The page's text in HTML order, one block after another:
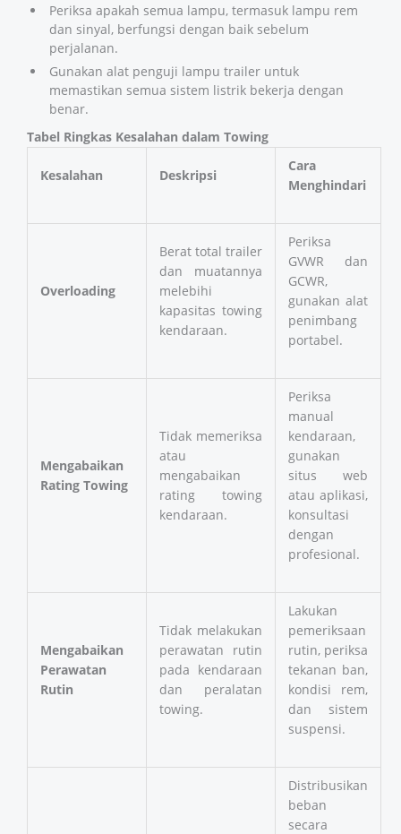
Periksa apakah semua lampu, termasuk lampu rem
dan sinyal, berfungsi dengan baik sebelum
perjalanan.
Gunakan alat penguji lampu trailer untuk
memastikan semua sistem listrik bekerja dengan
benar​​​​.
Tabel Ringkas Kesalahan dalam Towing
Kesalahan Deskripsi
Cara
Menghindari
Overloading
Berat total trailer
dan muatannya
melebihi
kapasitas towing
kendaraan.
Periksa
GVWR dan
GCWR,
gunakan alat
penimbang
portabel.
Mengabaikan
Rating Towing
Tidak memeriksa
atau
mengabaikan
rating towing
kendaraan.
Periksa
manual
kendaraan,
gunakan
situs web
atau aplikasi,
konsultasi
dengan
profesional.
Mengabaikan
Perawatan
Rutin
Tidak melakukan
perawatan rutin
pada kendaraan
dan peralatan
towing.
Lakukan
pemeriksaan
rutin, periksa
tekanan ban,
kondisi rem,
dan sistem
suspensi.
Distribusikan
beban
secara